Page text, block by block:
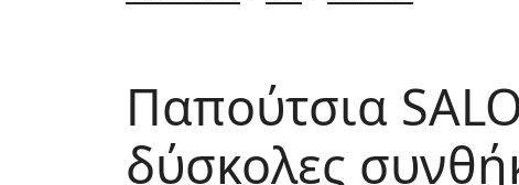
Παπούτσια
δύσκολες